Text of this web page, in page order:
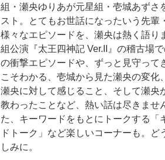
組・瀬央ゆりあが元星組・壱城あずさ
スト。とてもお世話になったいう先輩
様々なエピソードを、瀬央は熱く語り
組公演『太王四神記 Ver.II』の稽古場
の衝撃エピソードや、ずっと見守って
こそわかる、壱城から見た瀬央の変化
瀬央に対して感じること、そして瀬央
教わったことなど、熱い話は尽きませ
た、キーワードをもとにトークする「
ドトーク」など楽しいコーナーも。ど
しみに。